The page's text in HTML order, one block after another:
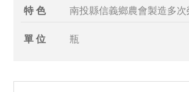
特 色 南投縣信義鄉農會製造多
單 位 瓶